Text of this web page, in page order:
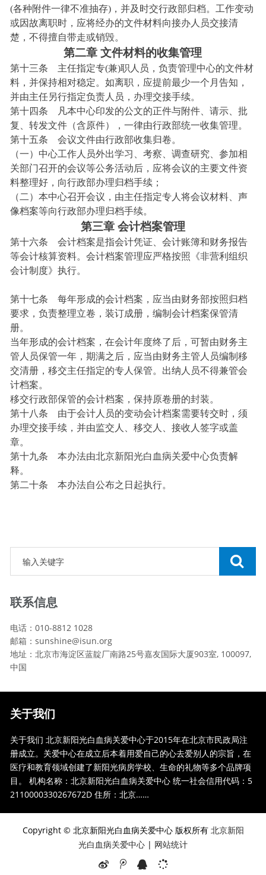
(各种附件一律不准抽存)，并及时交行政部归档。工作变动
或因故离职时，应将经办的文件材料向接办人员交接清
楚，不得擅自带走或销毁。
第二章 文件材料的收集管理
第十三条 主任指定专(兼)职人员，负责管理中心的文件材
料，并保持相对稳定。如离职，应提前最少一个月告知，
并由主任另行指定负责人员，办理交接手续。
第十四条 凡本中心印发的公文的正件与附件、请示、批
复、转发文件（含原件），一律由行政部统一收集管理。
第十五条 会议文件由行政部收集归卷。
（一）中心工作人员外出学习、考察、调查研究、参加相
关部门召开的会议等公务活动后，应将会议的主要文件资
料整理好，向行政部办理归档手续；
（二）本中心召开会议，由主任指定专人将会议材料、声
像档案等向行政部办理归档手续。
第三章 会计档案管理
第十六条 会计档案是指会计凭证、会计账簿和财务报告
等会计核算资料。会计档案管理应严格按照《非营利组织
会计制度》执行。
第十七条 每年形成的会计档案，应当由财务部按照归档
要求，负责整理立卷，装订成册，编制会计档案保管清
册。
当年形成的会计档案，在会计年度终了后，可暂由财务主
管人员保管一年，期满之后，应当由财务主管人员编制移
交清册，移交主任指定的专人保管。出纳人员不得兼管会
计档案。
移交行政部保管的会计档案，保持原卷册的封装。
第十八条 由于会计人员的变动会计档案需要转交时，须
办理交接手续，并由监交人、移交人、接收人签字或盖
章。
第十九条 本办法由北京新阳光白血病关爱中心负责解
释。
第二十条 本办法自公布之日起执行。
联系信息
电话：010-8812 1028
邮箱：sunshine@isun.org
地址：北京市海淀区蓝靛厂南路25号嘉友国际大厦903室, 100097,
中国
关于我们
关于我们 北京新阳光白血病关爱中心于2015年在北京市民政局注
册成立。关爱中心在成立后本着用爱自己的心去爱别人的宗旨，在
医疗和教育领域创建了新阳光病房学校、生命的礼物等多个品牌项
目。 机构名称：北京新阳光白血病关爱中心 统一社会信用代码：5
2110000330267672D 住所：北京……
Copyright © 北京新阳光白血病关爱中心 版权所有 北京新阳
光白血病关爱中心 | 网站统计